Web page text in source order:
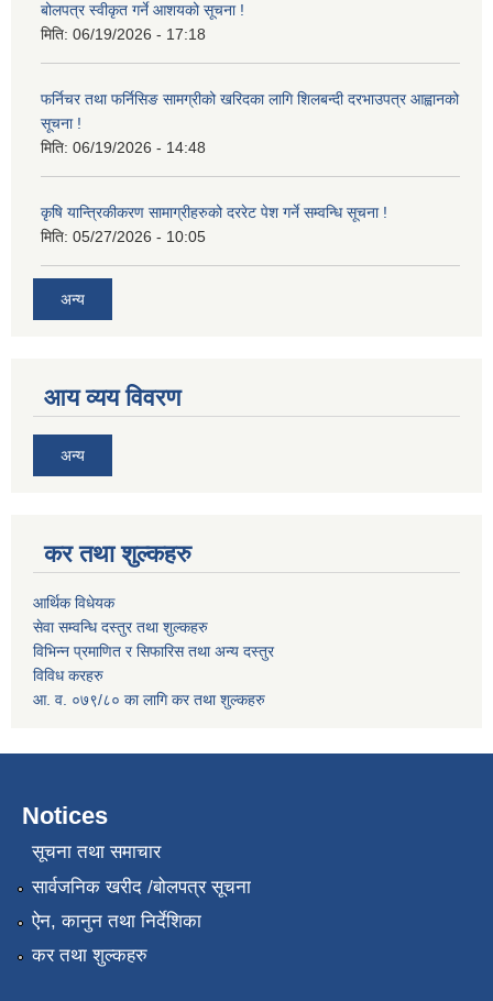
बोलपत्र स्वीकृत गर्ने आशयको सूचना !
मिति: 06/19/2026 - 17:18
फर्निचर तथा फर्निसिङ सामग्रीको खरिदका लागि शिलबन्दी दरभाउपत्र आह्वानको
सूचना !
मिति: 06/19/2026 - 14:48
कृषि यान्त्रिकीकरण सामाग्रीहरुको दररेट पेश गर्ने सम्वन्धि सूचना !
मिति: 05/27/2026 - 10:05
अन्य
आय व्यय विवरण
अन्य
कर तथा शुल्कहरु
आर्थिक विधेयक
सेवा सम्वन्धि दस्तुर तथा शुल्कहरु
विभिन्न प्रमाणित र सिफारिस तथा अन्य दस्तुर
विविध करहरु
आ. व. ०७९/८० का लागि कर तथा शुल्कहरु
Notices
सूचना तथा समाचार
सार्वजनिक खरीद /बोलपत्र सूचना
ऐन, कानुन तथा निर्देशिका
कर तथा शुल्कहरु